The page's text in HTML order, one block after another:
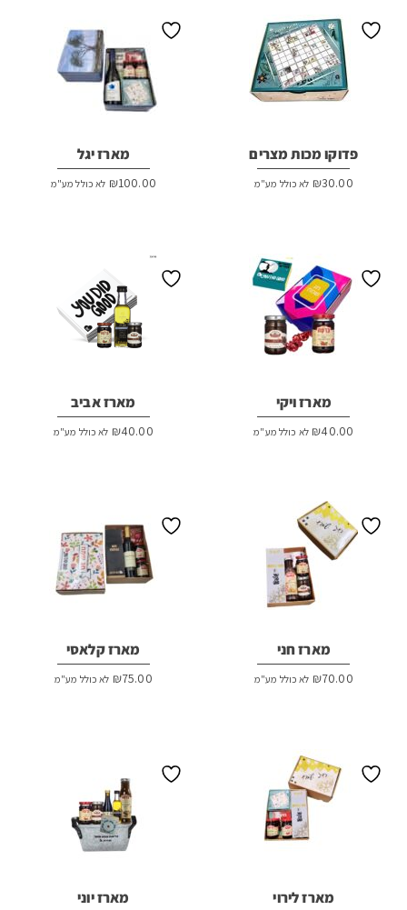
פדוקו מכות מצרים
₪30.00 לא כולל מע"מ
מארז יגל
₪100.00 לא כולל מע"מ
מארז ויקי
₪40.00 לא כולל מע"מ
מארז אביב
₪40.00 לא כולל מע"מ
מארז חני
₪70.00 לא כולל מע"מ
מארז קלאסי
₪75.00 לא כולל מע"מ
מארז לירוי מארז יוני